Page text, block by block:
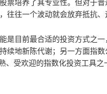
票培养了其专业性。但对于
往往一个波动就会放弃抵抗、
是目前最合适的投资方式之
续地新陈代谢；另一方面指
、受欢迎的指数化投资工具之